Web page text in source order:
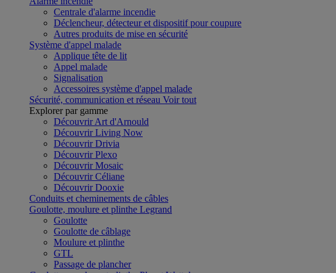
Centrale d'alarme incendie
Déclencheur, détecteur et dispositif pour coupure
Autres produits de mise en sécurité
Système d'appel malade
Applique tête de lit
Appel malade
Signalisation
Accessoires système d'appel malade
Sécurité, communication et réseau Voir tout
Explorer par gamme
Découvrir Art d'Arnould
Découvrir Living Now
Découvrir Drivia
Découvrir Plexo
Découvrir Mosaic
Découvrir Céliane
Découvrir Dooxie
Conduits et cheminements de câbles
Goulotte, moulure et plinthe Legrand
Goulotte
Goulotte de câblage
Moulure et plinthe
GTL
Passage de plancher